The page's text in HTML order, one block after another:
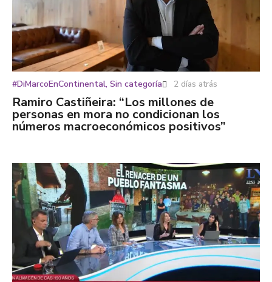
#DiMarcoEnContinental, Sin categoría 2 días atrás
Ramiro Castiñeira: “Los millones de
personas en mora no condicionan los
números macroeconómicos positivos”